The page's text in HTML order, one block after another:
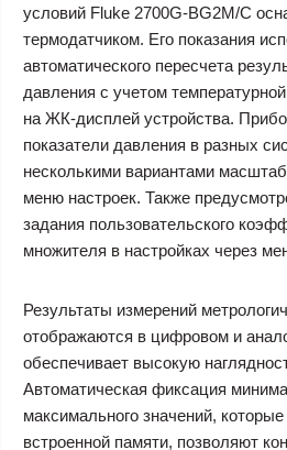
условий Fluke 2700G-BG2M/C
термодатчиком. Его показания
автоматического пересчета
давления с учетом
на ЖК-дисплей устройства.
показатели давления в разных
несколькими вариантами
меню настроек. Также
задания пользовательского
множителя в настройках через
Результаты измерений
отображаются в цифровом и
обеспечивает высокую
Автоматическая фиксация
максимального значений,
встроенной памяти, позволяют